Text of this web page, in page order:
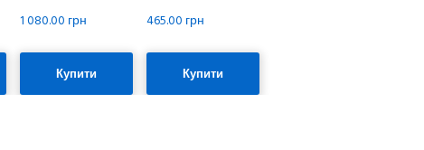
1 080.00 грн
Купити
465.00 грн
Купити